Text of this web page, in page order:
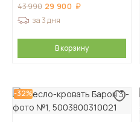
43 990 29 900
за 3 дня
В корзину
-32%